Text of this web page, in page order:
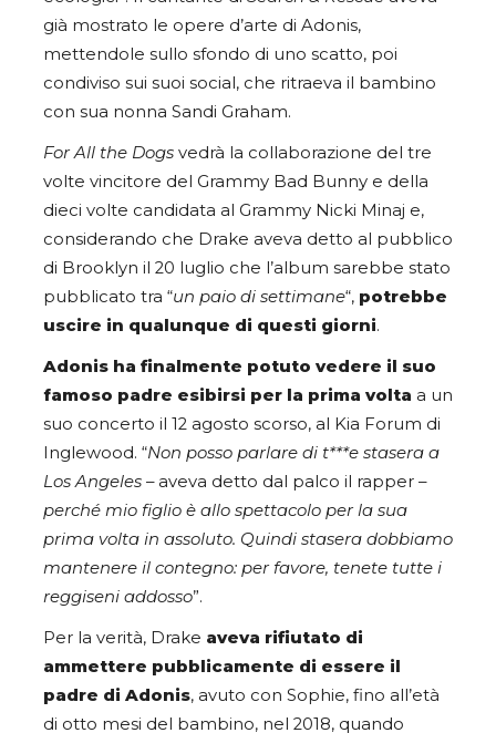
già mostrato le opere d’arte di Adonis,
mettendole sullo sfondo di uno scatto, poi
condiviso sui suoi social, che ritraeva il bambino
con sua nonna Sandi Graham.
For All the Dogs vedrà la collaborazione del tre
volte vincitore del Grammy Bad Bunny e della
dieci volte candidata al Grammy Nicki Minaj e,
considerando che Drake aveva detto al pubblico
di Brooklyn il 20 luglio che l’album sarebbe stato
pubblicato tra “un paio di settimane“, potrebbe
uscire in qualunque di questi giorni.
Adonis ha finalmente potuto vedere il suo
famoso padre esibirsi per la prima volta a un
suo concerto il 12 agosto scorso, al Kia Forum di
Inglewood. “Non posso parlare di t***e stasera a
Los Angeles – aveva detto dal palco il rapper –
perché mio figlio è allo spettacolo per la sua
prima volta in assoluto. Quindi stasera dobbiamo
mantenere il contegno: per favore, tenete tutte i
reggiseni addosso”.
Per la verità, Drake aveva rifiutato di
ammettere pubblicamente di essere il
padre di Adonis, avuto con Sophie, fino all’età
di otto mesi del bambino, nel 2018, quando